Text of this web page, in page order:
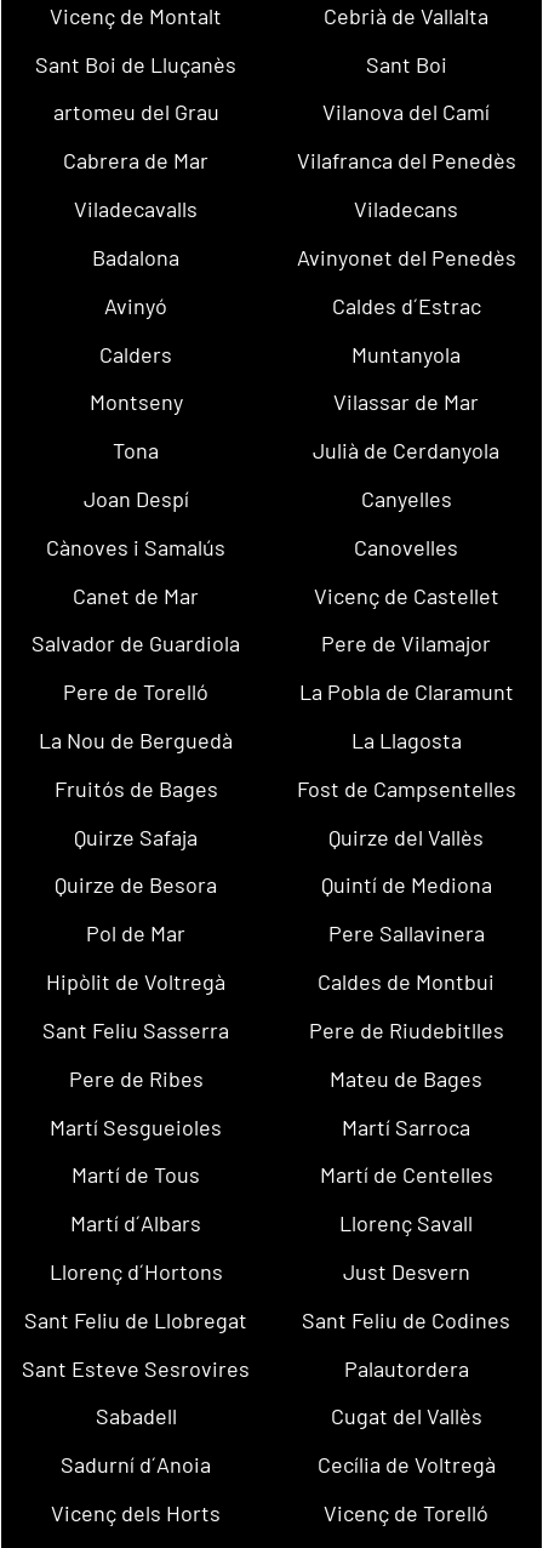
Vicenç de Montalt
Cebrià de Vallalta
Sant Boi de Lluçanès
Sant Boi
artomeu del Grau
Vilanova del Camí
Cabrera de Mar
Vilafranca del Penedès
Viladecavalls
Viladecans
Badalona
Avinyonet del Penedès
Avinyó
Caldes d´Estrac
Calders
Muntanyola
Montseny
Vilassar de Mar
Tona
Julià de Cerdanyola
Joan Despí
Canyelles
Cànoves i Samalús
Canovelles
Canet de Mar
Vicenç de Castellet
Salvador de Guardiola
Pere de Vilamajor
Pere de Torelló
La Pobla de Claramunt
La Nou de Berguedà
La Llagosta
Fruitós de Bages
Fost de Campsentelles
Quirze Safaja
Quirze del Vallès
Quirze de Besora
Quintí de Mediona
Pol de Mar
Pere Sallavinera
Hipòlit de Voltregà
Caldes de Montbui
Sant Feliu Sasserra
Pere de Riudebitlles
Pere de Ribes
Mateu de Bages
Martí Sesgueioles
Martí Sarroca
Martí de Tous
Martí de Centelles
Martí d´Albars
Llorenç Savall
Llorenç d´Hortons
Just Desvern
Sant Feliu de Llobregat
Sant Feliu de Codines
Sant Esteve Sesrovires
Palautordera
Sabadell
Cugat del Vallès
Sadurní d´Anoia
Cecília de Voltregà
Vicenç dels Horts
Vicenç de Torelló